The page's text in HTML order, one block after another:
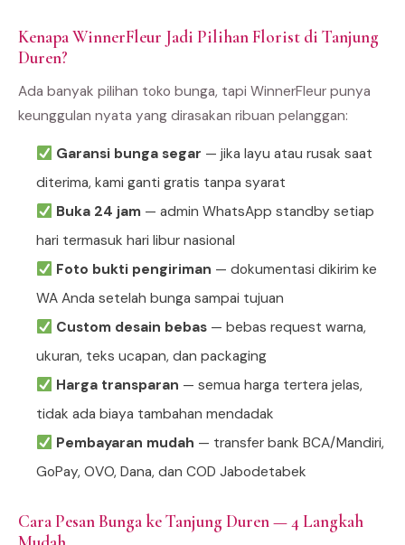
Kenapa WinnerFleur Jadi Pilihan Florist di Tanjung
Duren?
Ada banyak pilihan toko bunga, tapi WinnerFleur punya
keunggulan nyata yang dirasakan ribuan pelanggan:
Garansi bunga segar — jika layu atau rusak saat
diterima, kami ganti gratis tanpa syarat
Buka 24 jam— admin WhatsApp standby setiap
hari termasuk hari libur nasional
Foto bukti pengiriman — dokumentasi dikirim ke
WA Anda setelah bunga sampai tujuan
Custom desain bebas— bebas request warna,
ukuran, teks ucapan, dan packaging
Harga transparan — semua harga tertera jelas,
tidak ada biaya tambahan mendadak
Pembayaran mudah — transfer bank BCA/Mandiri,
GoPay, OVO, Dana, dan COD Jabodetabek
Cara Pesan Bunga ke Tanjung Duren — 4 Langkah